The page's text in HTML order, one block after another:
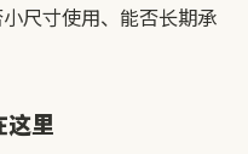
尺寸使用、能否长期承
这里